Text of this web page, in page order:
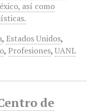
así como
, Estados Unidos,
, Profesiones, UANL
de